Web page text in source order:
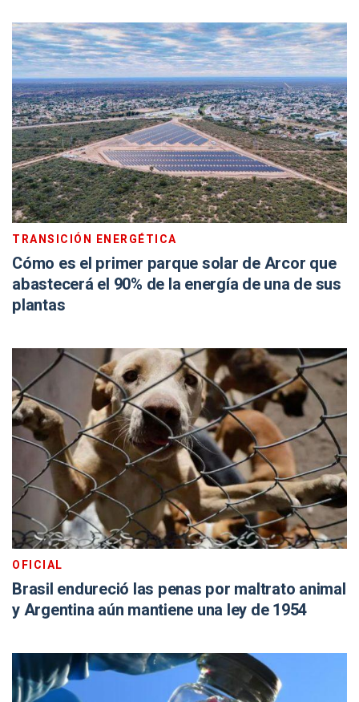
TRANSICIÓN ENERGÉTICA
Cómo es el primer parque solar de Arcor que
abastecerá el 90% de la energía de una de sus
plantas
OFICIAL
Brasil endureció las penas por maltrato animal
y Argentina aún mantiene una ley de 1954